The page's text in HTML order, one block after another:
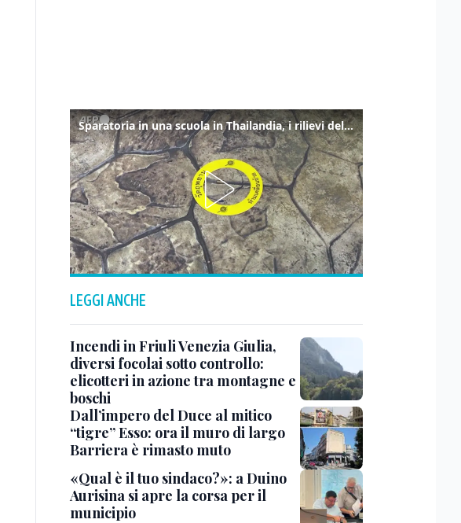
Sparatoria in una scuola in Thailandia, i rilievi della polizia
LEGGI ANCHE
Incendi in Friuli Venezia Giulia,
diversi focolai sotto controllo:
elicotteri in azione tra montagne e
boschi
Dall’impero del Duce al mitico
“tigre” Esso: ora il muro di largo
Barriera è rimasto muto
«Qual è il tuo sindaco?»: a Duino
Aurisina si apre la corsa per il
municipio